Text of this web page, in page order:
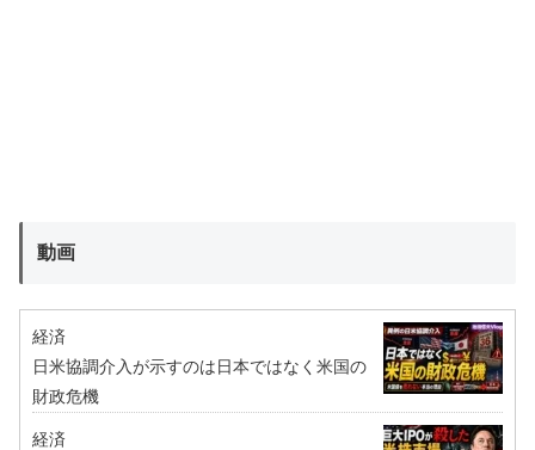
動画
経済
日米協調介入が示すのは日本ではなく米国の
財政危機
経済